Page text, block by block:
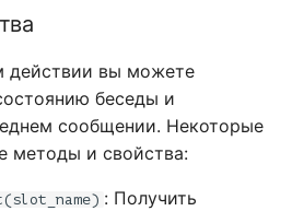
действии вы можете
беседы и
сообщении. Некоторые
методы и свойства:
: Получить